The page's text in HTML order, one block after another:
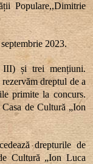
Populare,,Dimitrie
2023.
III) și treimențiuni.
rezervăm dreptul de a
primite la concurs.
de Cultură „Ion
drepturile de
Cultură „Ion Luca